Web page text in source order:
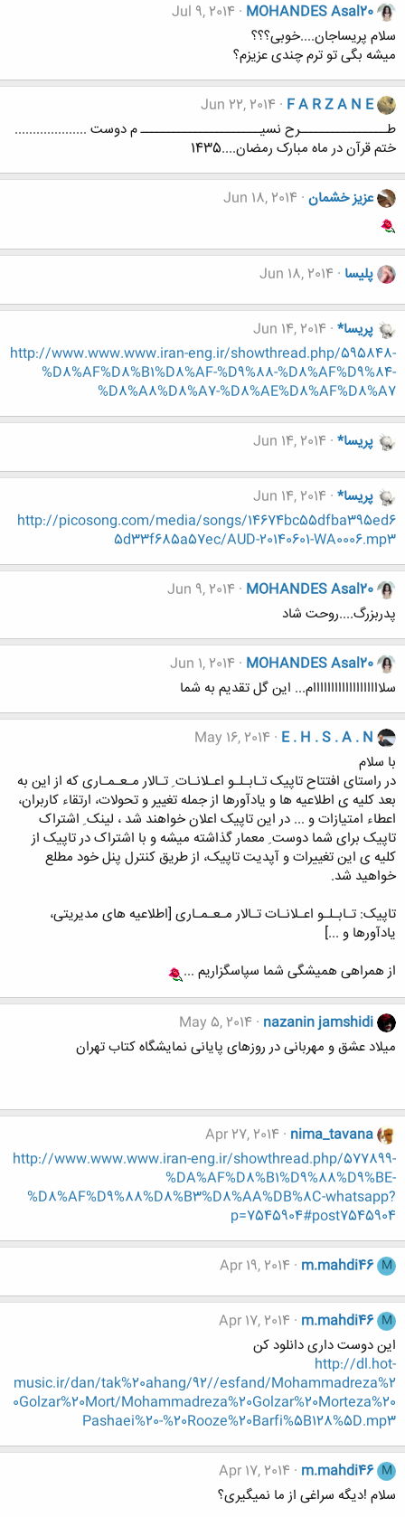
MOHANDES Asal20
Jul 9, 2014
سلام پریساجان....خوبی؟؟؟
میشه بگی تو ترم چندی عزیزم؟
F A R Z A N E
Jun 22, 2014
طــــــــــــــــرح نسیــــــــــــــــــــــ م دوست ....................
ختم قرآن در ماه مبارک رمضان....1435
عزيز خشمان Jun 18, 2014
پلیسا Jun 18, 2014
پریسا* Jun 14, 2014
http://www.www.www.iran-eng.ir/showthread.php/595848-
%D8%AF%D8%B1%D8%AF-%D9%88-%D8%AF%D9%84-
%D8%A8%D8%A7-%D8%AE%D8%AF%D8%A7
پریسا* Jun 14, 2014
پریسا* Jun 14, 2014
http://picosong.com/media/songs/14674bc55dfba395ed6
5d33f685a57ec/AUD-20140601-WA0006.mp3
MOHANDES Asal20
Jun 9, 2014
پدربزرگ....روحت شاد
MOHANDES Asal20
Jun 1, 2014
سلااااااااااااااااااام... این گل تقدیم به شما
E . H . S . A . N
May 16, 2014
با سلام
در راستای افتتاح تاپیک تـابـلـو اعـلانـات ِ تـالار مـعـمـاری که از این به
بعد کلیه ی اطلاعیه ها و یادآورها از جمله تغییر و تحولات، ارتقاء کاربران،
اعطاء امتیازات و ... در این تاپیک اعلان خواهند شد ، لینک ِ اشتراک
تاپیک برای شما دوست ِ معمار گذاشته میشه و با اشتراک در تاپیک از
کلیه ی این تغییرات و آپدیت تاپیک، از طریق کنترل پنل خود مطلع
خواهید شد.
تاپیک: تـابـلـو اعـلانـات تـالار مـعـمـاری [اطلاعیه های مدیریتی،
یادآورها و ...]
از همراهی همیشگی شما سپاسگزاریم ...
nazanin jamshidi
May 5, 2014
میلاد عشق و مهربانی در روزهای پایانی نمایشگاه کتاب تهران
nima_tavana
Apr 27, 2014
http://www.www.www.iran-eng.ir/showthread.php/577899-
%DA%AF%D8%B1%D9%88%D9%BE-
%D8%AF%D9%88%D8%B3%D8%AA%DB%8C-whatsapp?
p=7545904#post7545904
M
m.mahdi46
Apr 19, 2014
M
m.mahdi46
Apr 17, 2014
این دوست داری دانلود کن
http://dl.hot-
music.ir/dan/tak%20ahang/92//esfand/Mohammadreza%2
0Golzar%20Mort/Mohammadreza%20Golzar%20Morteza%20
Pashaei%20-%20Rooze%20Barfi%5B128%5D.mp3
M
m.mahdi46
Apr 17, 2014
سلام !دیگه سراغی از ما نمیگیری؟